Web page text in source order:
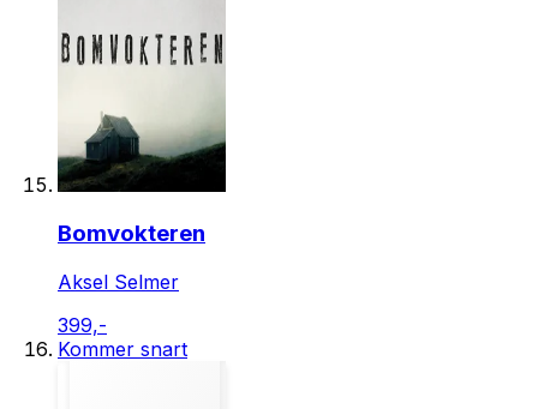
Bomvokteren
Aksel Selmer
399,-
Kommer snart